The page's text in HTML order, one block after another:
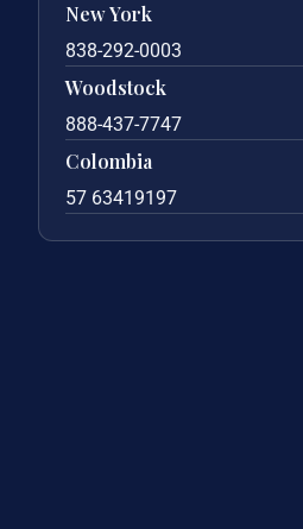
New York
838-292-0003
Woodstock
888-437-7747
Colombia
57 63419197